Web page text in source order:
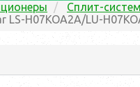
Сплит-
LS-H07KOA2A/LU-